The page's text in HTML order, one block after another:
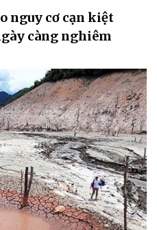
nguy cơ cạn kiệt
càng nghiêm